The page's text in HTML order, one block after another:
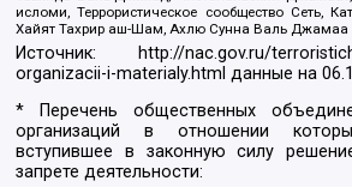
исломи, Террористическое сообщество Сеть,
Хайят Тахрир аш-Шам, Ахлю Сунна Валь Джамаа
Источник:
http://nac.gov.ru/
organizacii-i-materialy.html данные на
* Перечень общественных
организаций в отношении
вступившее в законную силу
запрете деятельности: